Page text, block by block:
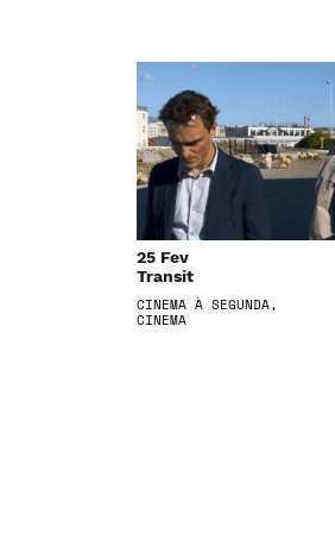
25 Fev
Transit
CINEMA À SEGUNDA,
CINEMA